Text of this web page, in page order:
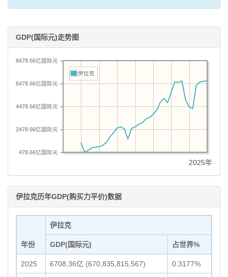
GDP(国际元)走势图
478.66亿国际元
2478.66亿国际元
4478.66亿国际元
6478.66亿国际元
8478.66亿国际元
伊拉克
2025年
伊拉克历年GDP(购买力平价)数据
年份
伊拉克
GDP(国际元) 占世界%
2025 6708.36亿 (670,835,815,567) 0.3177%